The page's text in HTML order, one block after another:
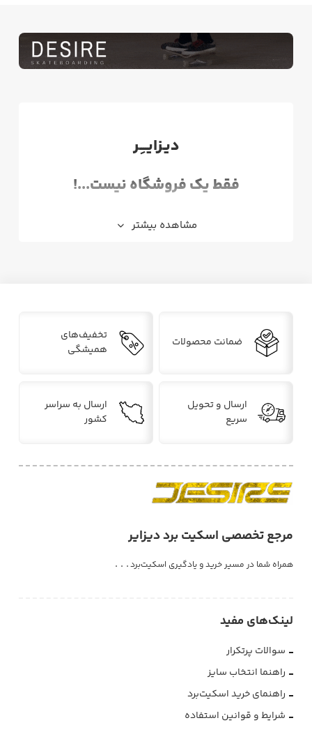
دیـزایـــِـر
فقط یک فروشگاه نیست...!
مجله آنلاین اسکیت برد؛ راهنمای خرید اسکیت‌برد،
سبک زندگی و ترفندهای اسکیت‌برد
سوالات متداول
چه اسکیت‌ بردی بخریم؟
محصولات فروشگاه دیزایر، باکیفیت و
استاندارد هستند؟
مشاهده بیشتر
ضمانت محصولات
تخفیف‌های
همیشگی
ارسال و تحویل
سریع
ارسال به سراسر
کشور
مرجع تخصصی اسکیت برد دیزایر
همراه شما در مسیر خرید و یادگیری اسکیت‌برد. . .
لینک‌های مفید
سوالات پرتکرار
راهنما انتخاب سایز
راهنمای خرید اسکیت‌برد
شرایط و قوانین استفاده